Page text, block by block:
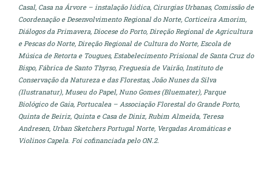
Casal, Casa na Árvore – instalação lúdica, Cirurgias Urbanas, Comissão de
Coordenação e Desenvolvimento Regional do Norte, Corticeira Amorim,
Diálogos da Primavera, Diocese do Porto, Direção Regional de Agricultura
e Pescas do Norte, Direção Regional de Cultura do Norte, Escola de
Música de Retorta e Tougues, Estabelecimento Prisional de Santa Cruz do
Bispo, Fábrica de Santo Thyrso, Freguesia de Vairão, Instituto de
Conservação da Natureza e das Florestas, João Nunes da Silva
(Ilustranatur), Museu do Papel, Nuno Gomes (Bluemater), Parque
Biológico de Gaia, Portucalea – Associação Florestal do Grande Porto,
Quinta de Beiriz, Quinta e Casa de Diniz, Rubim Almeida, Teresa
Andresen, Urban Sketchers Portugal Norte, Vergadas Aromáticas e
Violinos Capela. Foi cofinanciada pelo ON.2.